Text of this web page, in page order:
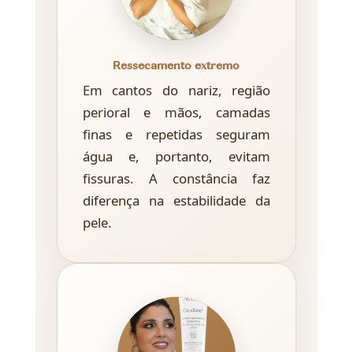
Ressecamento extremo
Em cantos do nariz, região
perioral e mãos, camadas
finas e repetidas seguram
água e, portanto, evitam
fissuras. A constância faz
diferença na estabilidade da
pele.